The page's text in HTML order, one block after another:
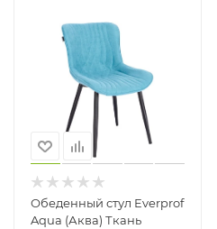
Обеденный стул Everprof
Aqua (Аква) Ткань